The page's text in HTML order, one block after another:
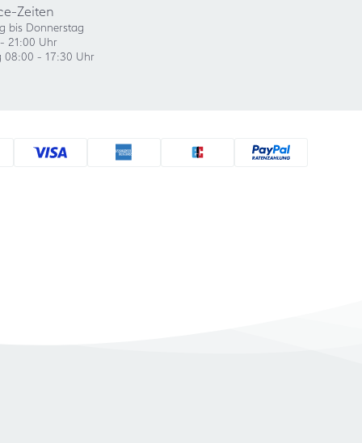
Zeiten
bis Donnerstag
21:00 Uhr
08:00 - 17:30 Uhr